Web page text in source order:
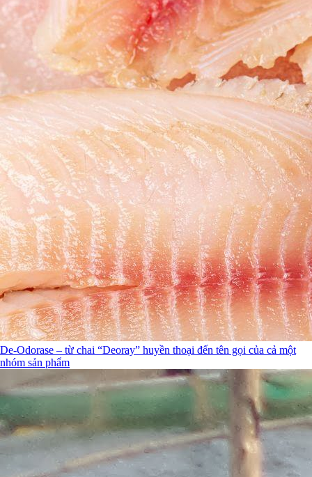
De-Odorase – từ chai “Deoray” huyền thoại đến tên gọi của cả một
nhóm sản phẩm